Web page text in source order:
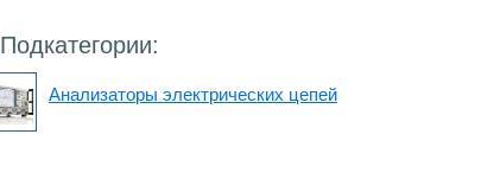
Подкатегории:
Анализаторы электрических цепей